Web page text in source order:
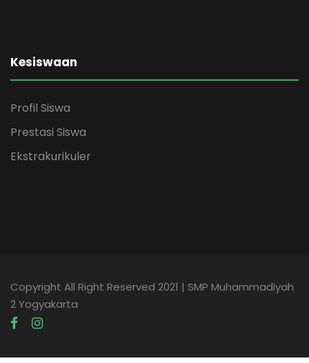
Kesiswaan
Profil Siswa
Prestasi Siswa
Ekstrakurikuler
Copyright All Right Reserved 2021 | SMP Muhammadiyah
2 Yogyakarta